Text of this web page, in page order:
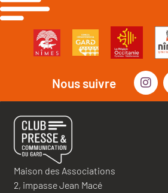
Nous suivre
Maison des Associations
2, impasse Jean Macé